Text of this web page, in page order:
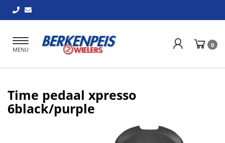
Toggle
navigation
MENU
0
Time pedaal xpresso
6black/purple